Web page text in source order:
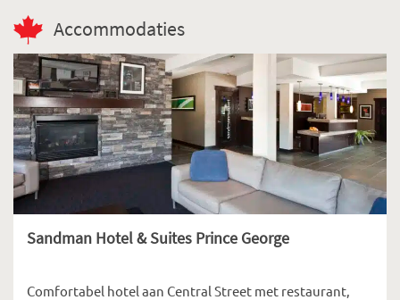
Accommodaties
Sandman Hotel & Suites Prince George
Comfortabel hotel aan Central Street met restaurant,